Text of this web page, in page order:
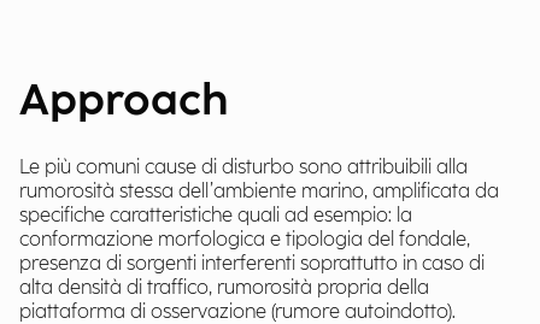
Approach
Le più comuni cause di disturbo sono attribuibili alla
rumorosità stessa dell’ambiente marino, amplificata da
specifiche caratteristiche quali ad esempio: la
conformazione morfologica e tipologia del fondale,
presenza di sorgenti interferenti soprattutto in caso di
alta densità di traffico, rumorosità propria della
piattaforma di osservazione (rumore autoindotto).